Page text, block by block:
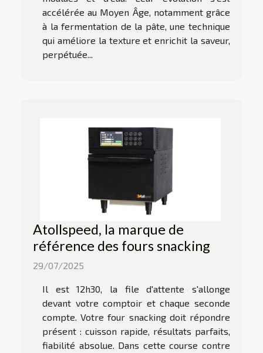
accélérée au Moyen Âge, notamment grâce
à la fermentation de la pâte, une technique
qui améliore la texture et enrichit la saveur,
perpétuée...
Atollspeed, la marque de
référence des fours snacking
29/07/2025
Il est 12h30, la file d'attente s'allonge
devant votre comptoir et chaque seconde
compte. Votre four snacking doit répondre
présent : cuisson rapide, résultats parfaits,
fiabilité absolue. Dans cette course contre